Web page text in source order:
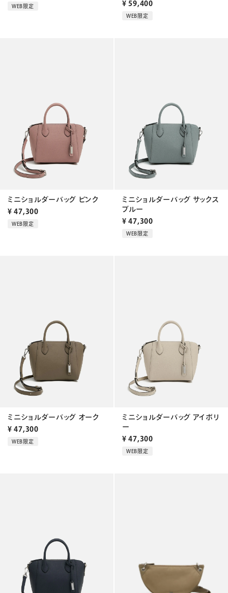
WEB限定 ¥ 59,400
WEB限定
ミニショルダーバッグ ピンク
¥ 47,300
WEB限定
ミニショルダーバッグ サックス
ブルー
¥ 47,300
WEB限定
ミニショルダーバッグ オーク
¥ 47,300
WEB限定
ミニショルダーバッグ アイボリ
ー
¥ 47,300
WEB限定